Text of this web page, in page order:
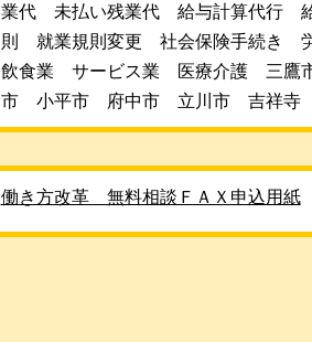
業代 未払い残業代 給与計算代行
則 就業規則変更 社会保険手続き
飲食業 サービス業 医療介護 三
市 小平市 府中市 立川市 吉祥寺
働き方改革 無料相談ＦＡＸ申込用紙